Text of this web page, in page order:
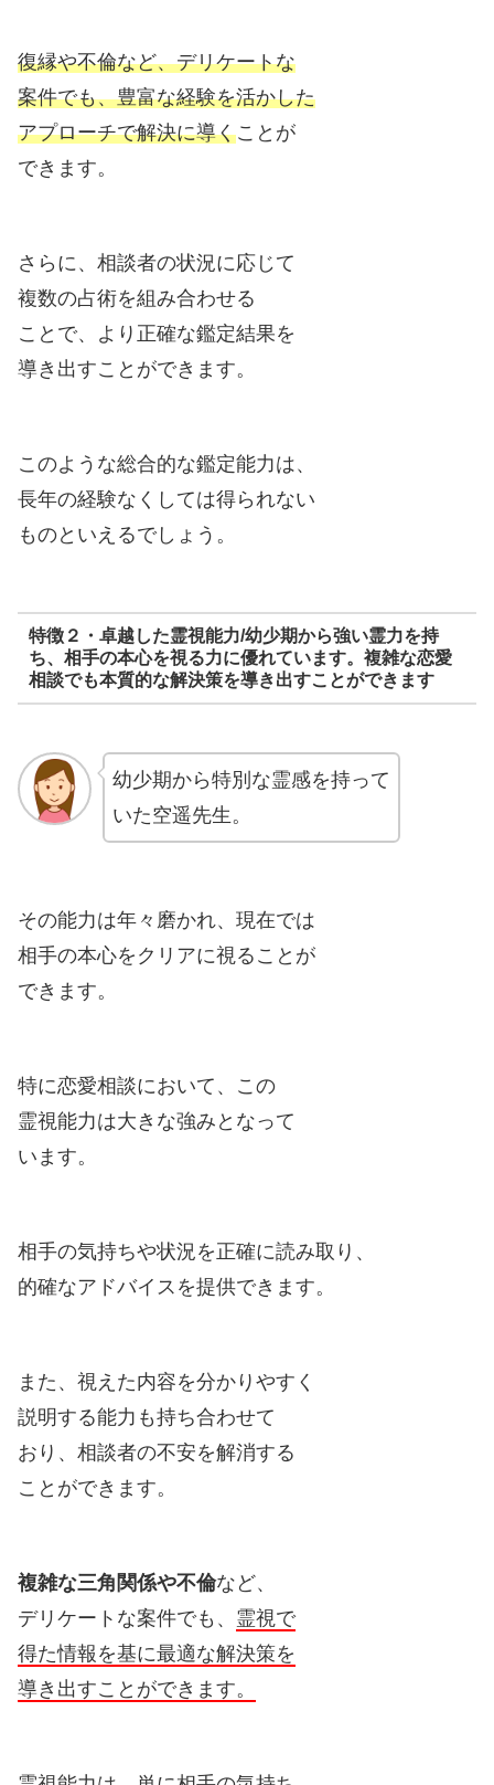
復縁や不倫など、デリケートな
案件でも、豊富な経験を活かした
アプローチで解決に導くことが
できます。
さらに、相談者の状況に応じて
複数の占術を組み合わせる
ことで、より正確な鑑定結果を
導き出すことができます。
このような総合的な鑑定能力は、
長年の経験なくしては得られない
ものといえるでしょう。
特徴２・卓越した霊視能力/幼少期から強い霊力を持
ち、相手の本心を視る力に優れています。複雑な恋愛
相談でも本質的な解決策を導き出すことができます
幼少期から特別な霊感を持って
いた空遥先生。
その能力は年々磨かれ、現在では
相手の本心をクリアに視ることが
できます。
特に恋愛相談において、この
霊視能力は大きな強みとなって
います。
相手の気持ちや状況を正確に読み取り、
的確なアドバイスを提供できます。
また、視えた内容を分かりやすく
説明する能力も持ち合わせて
おり、相談者の不安を解消する
ことができます。
複雑な三角関係や不倫など、
デリケートな案件でも、 霊視で
得た情報を基に最適な解決策を
導き出すことができます。